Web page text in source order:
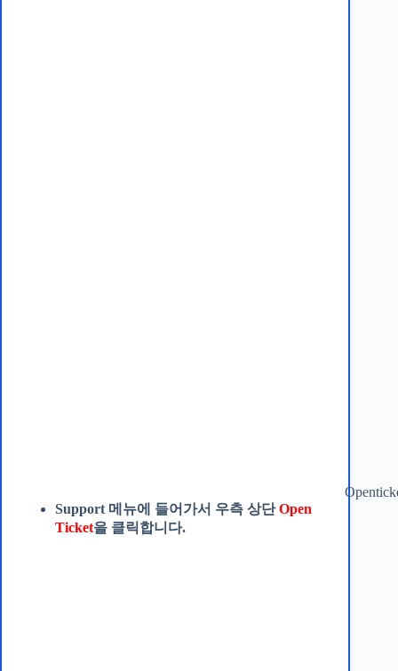
Support 메뉴에 들어가서 우측 상단Open
Ticket을 클릭합니다.